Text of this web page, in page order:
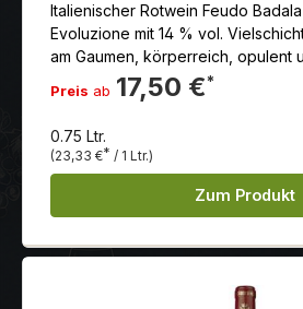
Italienischer Rotwein Feudo
Evoluzione mit 14 % vol.
am Gaumen, körperreich, opulent
zugleich, lang anhaltend.
violetten Reflexen.
Preis ab 17,50 €*
0.75 Ltr.
(23,33 €* / 1 Ltr.)
Zum Produkt